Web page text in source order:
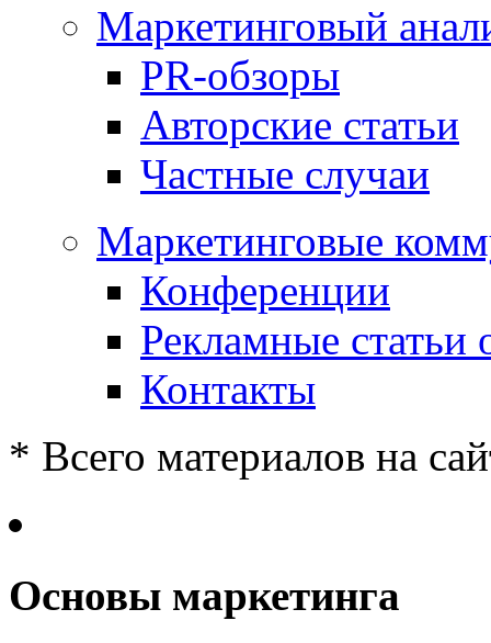
Маркетинговый
PR-обзоры
Авторские статьи
Частные случаи
Маркетинговые
Конференции
Рекламные статьи
Контакты
* Всего материалов на
Основы маркетинга